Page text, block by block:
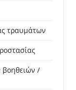
τραυμάτων
βοηθειών /